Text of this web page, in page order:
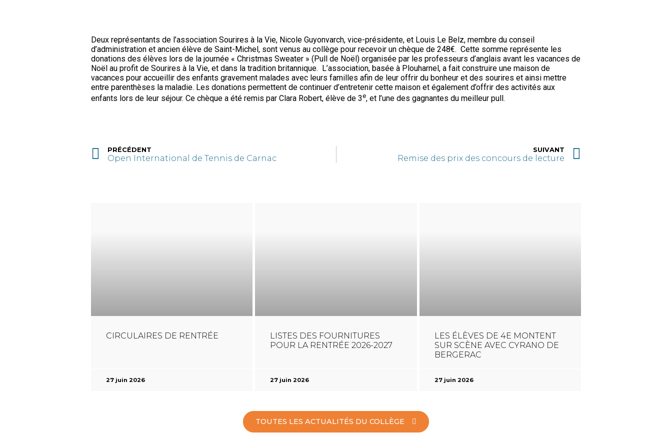
Deux représentants de l’association Sourires à la Vie, Nicole Guyonvarch, vice-présidente, et Louis Le Belz, membre du conseil
d’administration et ancien élève de Saint-Michel, sont venus au collège pour recevoir un chèque de 248€. Cette somme représente les
donations des élèves lors de la journée « Christmas Sweater » (Pull de Noël) organisée par les professeurs d’anglais avant les vacances de
Noël au profit de Sourires à la Vie, et dans la tradition britannique. L’association, basée à Plouharnel, a fait construire une maison de
vacances pour accueillir des enfants gravement malades avec leurs familles afin de leur offrir du bonheur et des sourires et ainsi mettre
entre parenthèses la maladie. Les donations permettent de continuer d’entretenir cette maison et également d’offrir des activités aux
enfants lors de leur séjour. Ce chèque a été remis par Clara Robert, élève de 3e, et l’une des gagnantes du meilleur pull.
PRÉCÉDENT
Open International de Tennis de Carnac
SUIVANT
Remise des prix des concours de lecture
CIRCULAIRES DE RENTRÉE
27 juin 2026
LISTES DES FOURNITURES
POUR LA RENTRÉE 2026-2027
27 juin 2026
LES ÉLÈVES DE 4E MONTENT
SUR SCÈNE AVEC CYRANO DE
BERGERAC
27 juin 2026
TOUTES LES ACTUALITÉS DU COLLÈGE